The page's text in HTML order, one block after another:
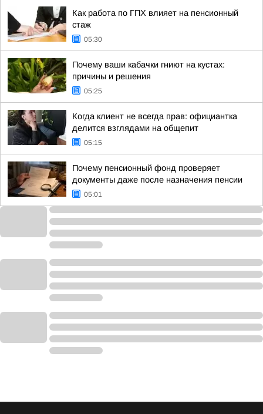
Как работа по ГПХ влияет на пенсионный
стаж
05:30
Почему ваши кабачки гниют на кустах:
причины и решения
05:25
Когда клиент не всегда прав: официантка
делится взглядами на общепит
05:15
Почему пенсионный фонд проверяет
документы даже после назначения пенсии
05:01